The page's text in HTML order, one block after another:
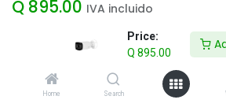
Price:
Q 895.00
Home Search
Q 895.00 IVA incluido
Add to
Agregar a la lista de deseos